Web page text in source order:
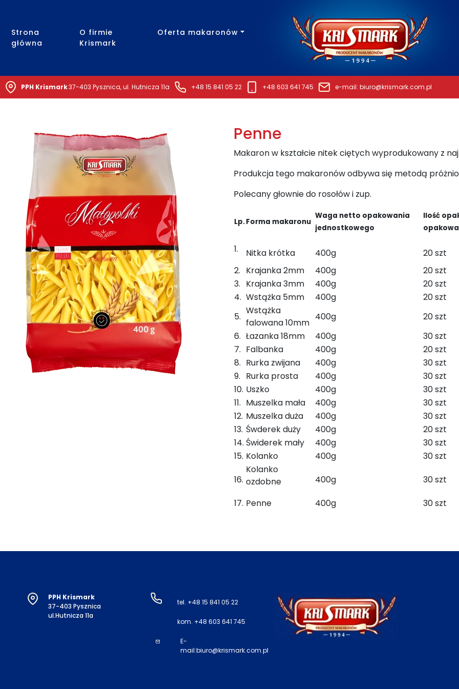
Strona
główna
O firmie
Krismark
Oferta makaronów
PPH Krismark37-403 Pysznica, ul. Hutnicza 11a +48 15 841 05 22 +48 603 641 745 e-mail: biuro@krismark.com.pl
Penne
Makaron w kształcie nitek ciętych wyprodukowany z
Produkcja tego makaronów odbywa się metodą
Polecany głownie do rosołów i zup.
Lp.Forma makaronu
Waga netto opakowania
jednostkowego
Ilość
1. Nitka krótka 400g 20 szt
2. Krajanka 2mm 400g 20 szt
3. Krajanka 3mm 400g 20 szt
4. Wstążka 5mm 400g 20 szt
5.
Wstążka
falowana 10mm
400g 20 szt
6. Łazanka 18mm 400g 30 szt
7. Falbanka 400g 20 szt
8. Rurka zwijana 400g 30 szt
9. Rurka prosta 400g 30 szt
10. Uszko 400g 30 szt
11. Muszelka mała 400g 30 szt
12. Muszelka duża 400g 30 szt
13. Śwderek duży 400g 20 szt
14. Świderek mały 400g 30 szt
15. Kolanko 400g 30 szt
16.
Kolanko
ozdobne
400g 30 szt
17. Penne 400g 30 szt
PPH Krismark
37-403 Pysznica
ul.Hutnicza 11a
tel. +48 15 841 05 22
kom. +48 603 641 745
E-
mail:biuro@krismark.com.pl